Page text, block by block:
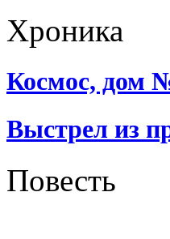
Хроника
Космос, дом
Выстрел из
Повесть